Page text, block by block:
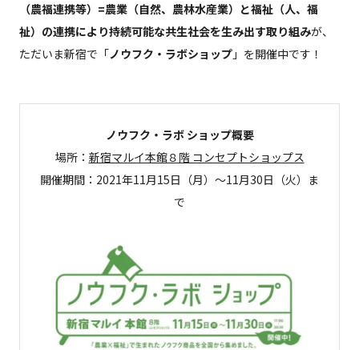
（農福連携等）=農業（自然、農林水産業）と福祉（人、福
祉）の連携により持続可能な共生社会を生み出す取り組みが、
ただいま新宿で「ノウフク・ラボショップ 」を開催中です！
ノウフク・ラボ ショップ概要
場所： 新宿マルイ本館８階 コンセプトショップス
開催期間：2021年11月15日（月）〜11月30日（火）ま
で